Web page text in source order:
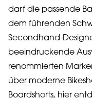
darf die passende
dem führenden
Secondhand-
beeindruckende
renommierten
über moderne
Boardshorts, hier